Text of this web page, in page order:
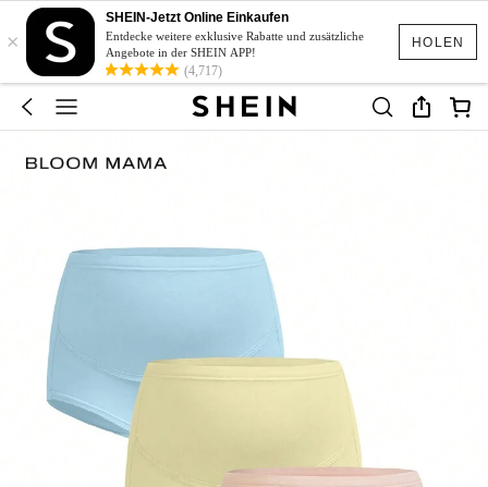
HOLEN
×
SHEIN-Jetzt Online Einkaufen
Entdecke weitere exklusive Rabatte und zusätzliche
Angebote in der SHEIN APP!
(4,717)